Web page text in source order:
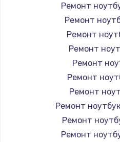
Ремонт
Ремонт
Ремонт
Ремонт
Ремонт
Ремонт
Ремонт
Ремонт
Ремонт
Ремонт